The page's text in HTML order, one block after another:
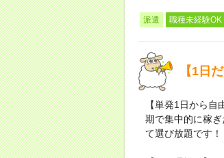
派遣 職種未経験OK
【1日
【単発1日から
期で集中的に稼
て選び放題です！